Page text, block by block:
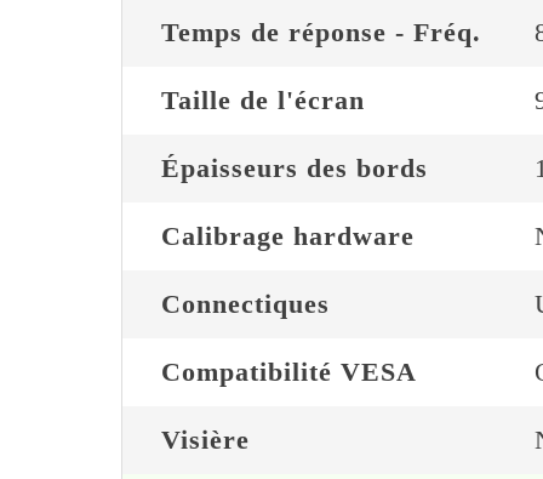
Temps de réponse - Fréq.
Taille de l'écran
Épaisseurs des bords
Calibrage hardware
Connectiques
Compatibilité VESA
Visière